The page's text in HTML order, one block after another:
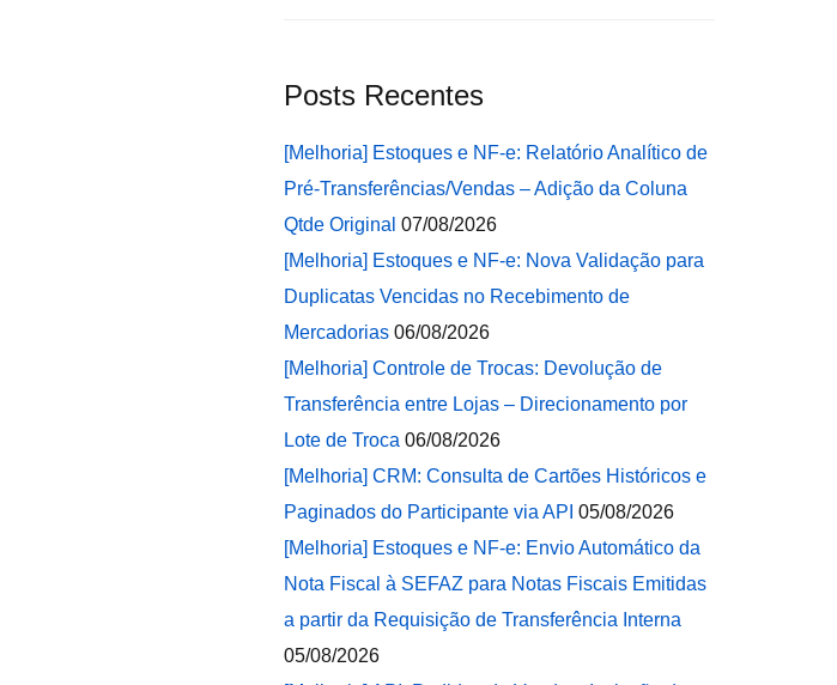
Posts Recentes
[Melhoria] Estoques e NF-e: Relatório Analítico de
Pré-Transferências/Vendas – Adição da Coluna
Qtde Original 07/08/2026
[Melhoria] Estoques e NF-e: Nova Validação para
Duplicatas Vencidas no Recebimento de
Mercadorias 06/08/2026
[Melhoria] Controle de Trocas: Devolução de
Transferência entre Lojas – Direcionamento por
Lote de Troca 06/08/2026
[Melhoria] CRM: Consulta de Cartões Históricos e
Paginados do Participante via API 05/08/2026
[Melhoria] Estoques e NF-e: Envio Automático da
Nota Fiscal à SEFAZ para Notas Fiscais Emitidas
a partir da Requisição de Transferência Interna
05/08/2026